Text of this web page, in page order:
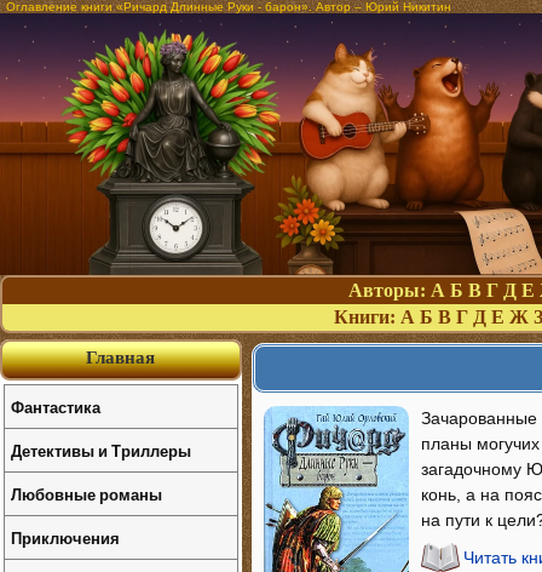
Оглавление книги «Ричард Длинные Руки - барон». Автор – Юрий Никитин
Авторы: А Б В Г Д Е
Книги: А Б В Г Д Е Ж З
Зачарованные
планы
загадочному
конь, а на
на пути к
Читать
Главная
Фантастика
Детективы и Триллеры
Любовные романы
Приключения